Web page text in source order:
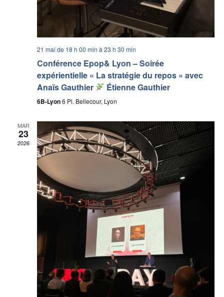
21 mai de 18 h 00 min à 23 h 30 min
Conférence Epop& Lyon – Soirée
expérientielle « La stratégie du repos » avec
Anaïs Gauthier
Étienne Gauthier
6B-Lyon6 Pl. Bellecour, Lyon
MAR
23
2026